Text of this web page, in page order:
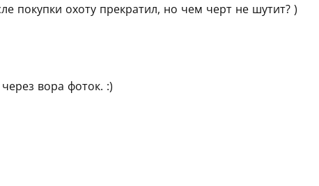
покупки охоту прекратил, но чем черт не шутит? )
вора фоток. :)